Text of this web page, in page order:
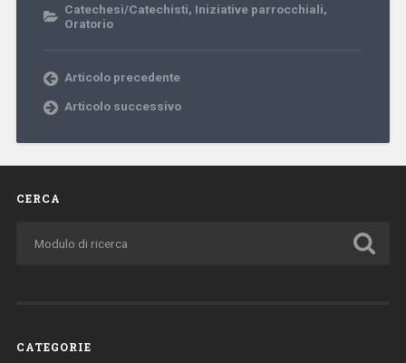
Catechesi/Catechisti, Iniziative parrocchiali,
Oratorio
Articolo precedente
Articolo successivo
CERCA
CATEGORIE